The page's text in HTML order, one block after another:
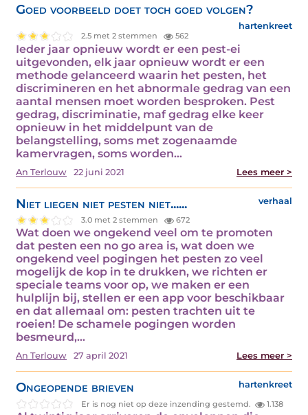
Goed voorbeeld doet toch goed volgen?
hartenkreet
2.5 met 2 stemmen 562
Ieder jaar opnieuw wordt er een pest-ei
uitgevonden, elk jaar opnieuw wordt er een
methode gelanceerd waarin het pesten, het
discrimineren en het abnormale gedrag van een
aantal mensen moet worden besproken. Pest
gedrag, discriminatie, maf gedrag elke keer
opnieuw in het middelpunt van de
belangstelling, soms met zogenaamde
kamervragen, soms worden…
An Terlouw 22 juni 2021 Lees meer >
Niet liegen niet pesten niet...... verhaal
3.0 met 2 stemmen 672
Wat doen we ongekend veel om te promoten
dat pesten een no go area is, wat doen we
ongekend veel pogingen het pesten zo veel
mogelijk de kop in te drukken, we richten er
speciale teams voor op, we maken er een
hulplijn bij, stellen er een app voor beschikbaar
en dat allemaal om: pesten trachten uit te
roeien! De schamele pogingen worden
besmeurd,…
An Terlouw 27 april 2021 Lees meer >
Ongeopende brieven hartenkreet
Er is nog niet op deze inzending gestemd. 1.138